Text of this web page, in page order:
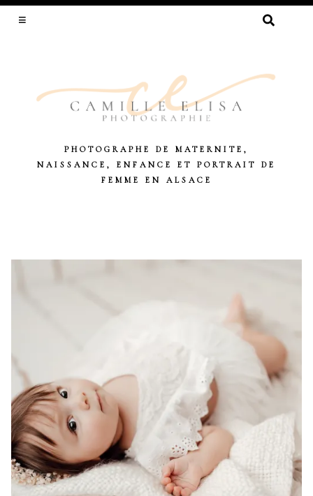
RECHERCHER :
PHOTOGRAPHE DE MATERNITE,
NAISSANCE, ENFANCE ET PORTRAIT DE
FEMME EN ALSACE